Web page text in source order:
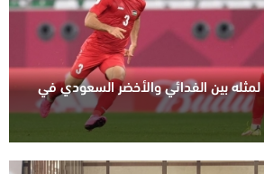
لمثله بين الفدائي والأخضر السعودي في